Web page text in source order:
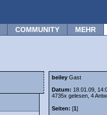
COMMUNITY MEHR
beiley Gast
Datum: 18.01.09,
4735x gelesen, 4
Seiten: [1]